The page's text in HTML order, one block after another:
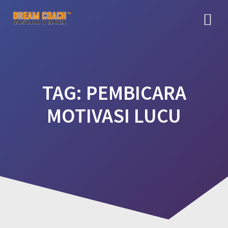
TAG: PEMBICARA
MOTIVASI LUCU